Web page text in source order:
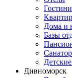
Дома и
Базы
Дивноморск